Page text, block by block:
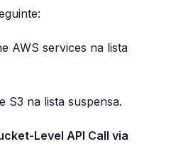
AWS services na lista
S3 na lista suspensa.
Level API Call via